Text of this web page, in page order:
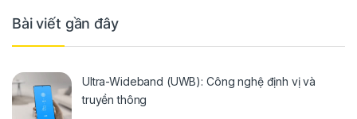
Bài viết gần đây
Ultra-Wideband (UWB): Công nghệ định vị và
truyền thông